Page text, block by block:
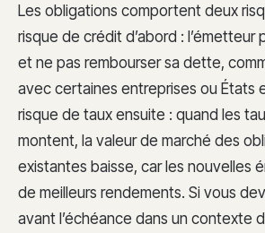
Les obligations comportent deux
risque de crédit d’abord :
et ne pas rembourser sa dette,
avec certaines entreprises ou États
risque de taux ensuite : quand les
montent, la valeur de marché des
existantes baisse, car les nouvelles
de meilleurs rendements. Si vous
avant l’échéance dans un contexte